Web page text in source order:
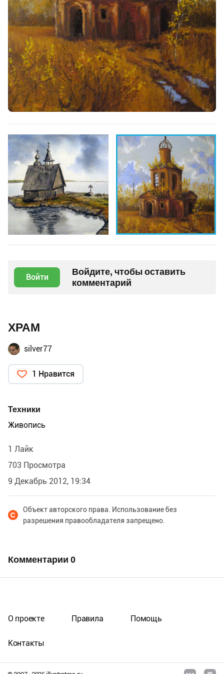
Войти
Войдите, чтобы оставить
комментарий
ХРАМ
silver77
1 Нравится
Техники
Живопись
1 Лайк
703 Просмотра
9 Декабрь 2012, 19:34
Объект авторского права. Использование без
разрешения правообладателя запрещено.
Комментарии 0
О проекте Правила Помощь
Контакты